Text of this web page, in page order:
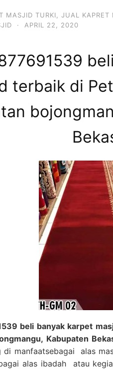
MASJID TURKI JUAL KAPRET
· APRIL 22, 2020
terbaik di
beli banyak karpet
Kabupaten
di manfaatsebagai alas
alas ibadah atau